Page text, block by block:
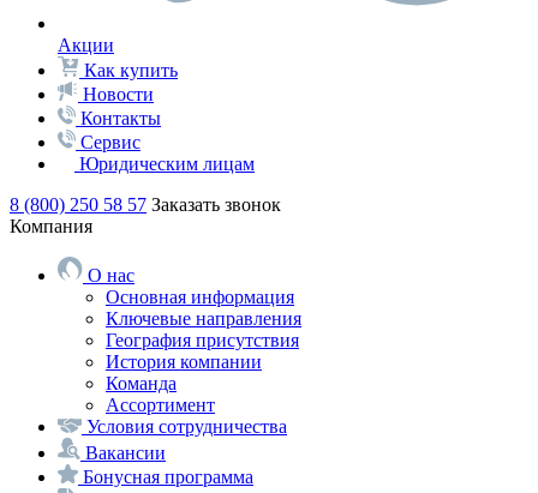
Акции
Как купить
Новости
Контакты
Сервис
Юридическим лицам
8 (800) 250 58 57 Заказать звонок
Компания
О нас
Основная информация
Ключевые направления
География присутствия
История компании
Команда
Ассортимент
Условия сотрудничества
Вакансии
Бонусная программа